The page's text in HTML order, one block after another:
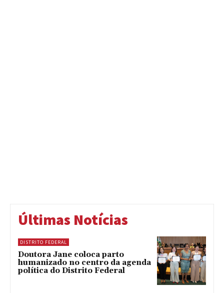
Últimas Notícias
DISTRITO FEDERAL
Doutora Jane coloca parto
humanizado no centro da agenda
política do Distrito Federal